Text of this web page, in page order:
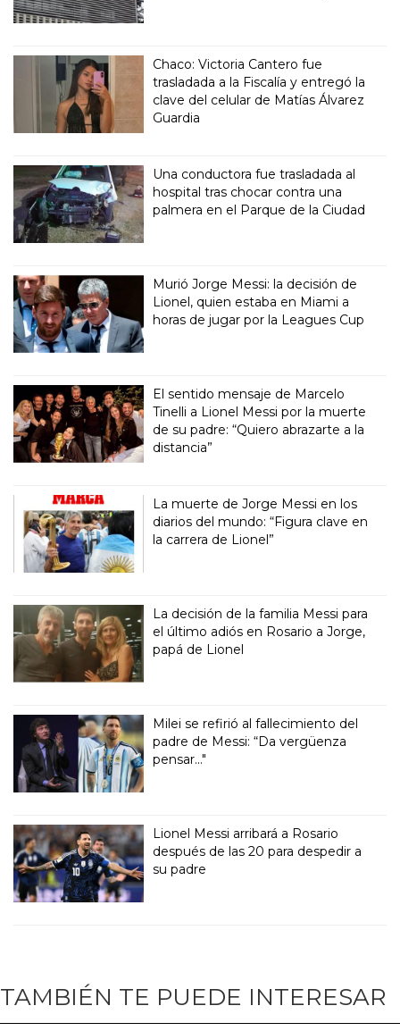
Chaco: Victoria Cantero fue
trasladada a la Fiscalía y entregó la
clave del celular de Matías Álvarez
Guardia
Una conductora fue trasladada al
hospital tras chocar contra una
palmera en el Parque de la Ciudad
Murió Jorge Messi: la decisión de
Lionel, quien estaba en Miami a
horas de jugar por la Leagues Cup
El sentido mensaje de Marcelo
Tinelli a Lionel Messi por la muerte
de su padre: “Quiero abrazarte a la
distancia”
La muerte de Jorge Messi en los
diarios del mundo: “Figura clave en
la carrera de Lionel”
La decisión de la familia Messi para
el último adiós en Rosario a Jorge,
papá de Lionel
Milei se refirió al fallecimiento del
padre de Messi: “Da vergüenza
pensar..."
Lionel Messi arribará a Rosario
después de las 20 para despedir a
su padre
TAMBIÉN TE PUEDE INTERESAR